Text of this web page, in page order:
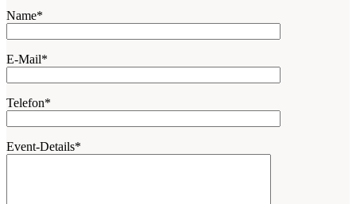
Name*
E-Mail*
Telefon*
Event-Details*